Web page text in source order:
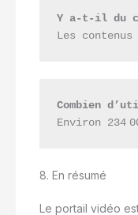
Y a-t-il du
Les
Combien
Environ 234
8. En résumé
Le portail vidéo